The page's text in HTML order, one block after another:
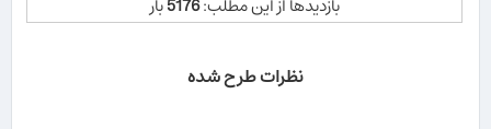
بازدیدها از این مطلب:5176بار
نظرات طرح شده